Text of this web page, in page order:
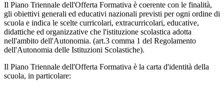
Il Piano Triennale dell'Offerta Formativa è coerente con le finalità,
gli obiettivi generali ed educativi nazionali previsti per ogni ordine di
scuola e indica le scelte curricolari, extracurricolari, educative,
didattiche ed organizzative che l'istituzione scolastica adotta
nell'ambito dell'Autonomia. (art.3 comma 1 del Regolamento
dell'Autonomia delle Istituzioni Scolastiche).
Il Piano Triennale dell'Offerta Formativa è la carta d'identità della
scuola, in particolare: